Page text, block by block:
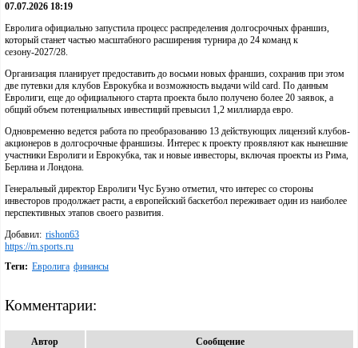
07.07.2026 18:19
Евролига официально запустила процесс распределения долгосрочных франшиз,
который станет частью масштабного расширения турнира до 24 команд к
сезону-2027/28.
Организация планирует предоставить до восьми новых франшиз, сохранив при этом
две путевки для клубов Еврокубка и возможность выдачи wild card. По данным
Евролиги, еще до официального старта проекта было получено более 20 заявок, а
общий объем потенциальных инвестиций превысил 1,2 миллиарда евро.
Одновременно ведется работа по преобразованию 13 действующих лицензий клубов-
акционеров в долгосрочные франшизы. Интерес к проекту проявляют как нынешние
участники Евролиги и Еврокубка, так и новые инвесторы, включая проекты из Рима,
Берлина и Лондона.
Генеральный директор Евролиги Чус Буэно отметил, что интерес со стороны
инвесторов продолжает расти, а европейский баскетбол переживает один из наиболее
перспективных этапов своего развития.
Добавил: rishon63
https://m.sports.ru
Теги: Евролига финансы
Комментарии:
Автор Сообщение